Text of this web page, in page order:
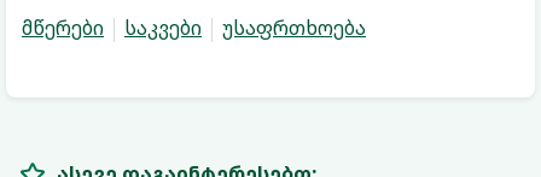
მწერები
საკვები უსაფრთხოება